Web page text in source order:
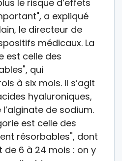
le risque d’effets
a expliqué
le directeur de
médicaux. La
est celle des
qui
à six mois. Il s’agit
hyaluroniques,
de sodium.
est celle des
résorbables", dont
de 6 à 24 mois : on y